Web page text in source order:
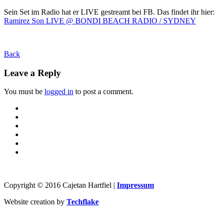
Sein Set im Radio hat er LIVE gestreamt bei FB. Das findet ihr hier:
Ramirez Son LIVE @ BONDI BEACH RADIO / SYDNEY
Back
Leave a Reply
You must be logged in to post a comment.
Copyright © 2016 Cajetan Hartfiel | Impressum
Website creation by Techflake